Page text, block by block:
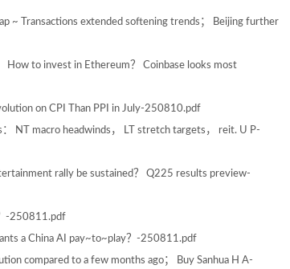
~ Transactions extended softening trends； Beijing further
to invest in Ethereum？ Coinbase looks most
on CPI Than PPI in July-250810.pdf
NT macro headwinds， LT stretch targets， reit. U P-
rally be sustained？ Q225 results preview-
-250811.pdf
a China AI pay~to~play？-250811.pdf
compared to a few months ago； Buy Sanhua H A-